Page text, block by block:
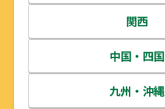
岩手県
宮城県
秋田県
栃木県
群馬県
埼玉県
新潟県
富山県
石川県
関西
三重県
滋賀県
中国・四国
鳥取県
九州・沖縄